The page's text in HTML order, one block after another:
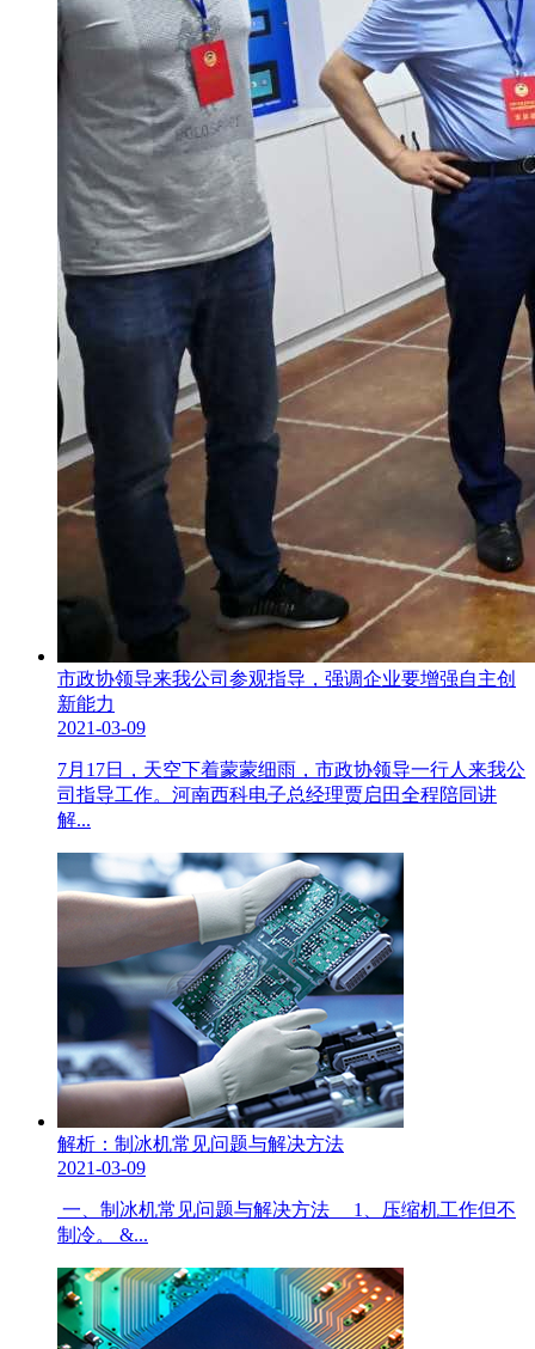
市政协领导来我公司参观指导，强调企业要增强自主创
新能力
2021-03-09
7月17日，天空下着蒙蒙细雨，市政协领导一行人来我公
司指导工作。河南西科电子总经理贾启田全程陪同讲
解...
解析：制冰机常见问题与解决方法
2021-03-09
一、制冰机常见问题与解决方法 1、压缩机工作但不
制冷。 &...